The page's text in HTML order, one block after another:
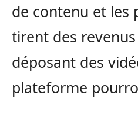
de contenu et les
tirent des
déposant des
plateforme